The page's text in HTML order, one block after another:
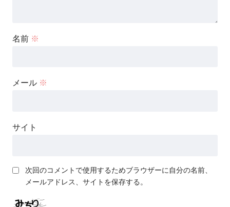
名前 ※
メール ※
サイト
次回のコメントで使用するためブラウザーに自分の名前、
メールアドレス、サイトを保存する。